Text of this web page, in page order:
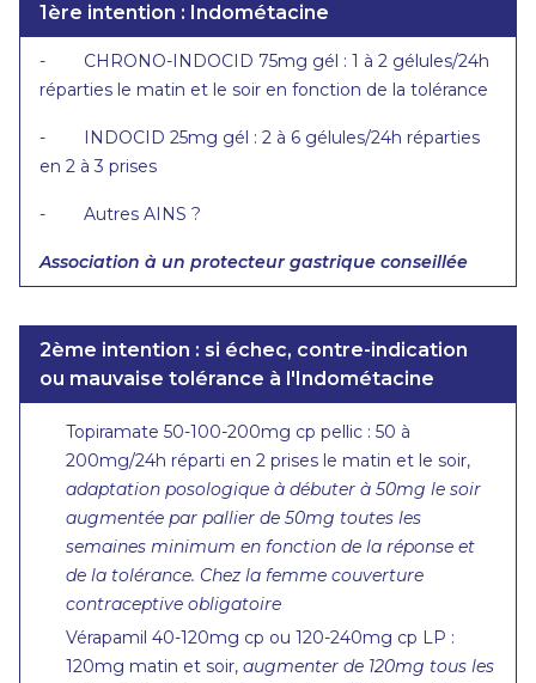
1ère intention : Indométacine
- CHRONO-INDOCID 75mg gél : 1 à 2 gélules/24h
réparties le matin et le soir en fonction de la tolérance
- INDOCID 25mg gél : 2 à 6 gélules/24h réparties
en 2 à 3 prises
- Autres AINS ?
Association à un protecteur gastrique conseillée
2ème intention : si échec, contre-indication
ou mauvaise tolérance à l'Indométacine
Topiramate 50-100-200mg cp pellic : 50 à
200mg/24h réparti en 2 prises le matin et le soir,
adaptation posologique à débuter à 50mg le soir
augmentée par pallier de 50mg toutes les
semaines minimum en fonction de la réponse et
de la tolérance. Chez la femme couverture
contraceptive obligatoire
Vérapamil 40-120mg cp ou 120-240mg cp LP :
120mg matin et soir, augmenter de 120mg tous les